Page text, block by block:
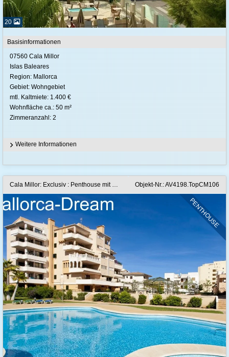
20
Basisinformationen
07560 Cala Millor
Islas Baleares
Region: Mallorca
Gebiet: Wohngebiet
mtl. Kaltmiete: 1.400 €
Wohnfläche ca.: 50 m²
Zimmeranzahl: 2
Weitere Informationen
Cala Millor: Exclusiv : Penthouse mit Meerblick, 2 Terrassen, 2 Pools, Klimaanlage, Gaszentralheizung, Abstellraum und Doppel-Stellplatz Objekt-Nr.: AV4198.TopCM106
PENTHOUSE